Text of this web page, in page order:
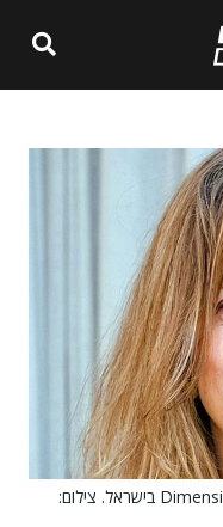
מיכל אולניק, מנהלת הנציגות של Dimension Data בישראל. צילום: